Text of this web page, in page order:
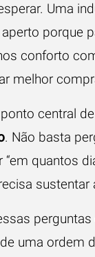
Uma
porque
conforto
melhor
central
. Não basta
“em quantos
sustentar
uma ordem